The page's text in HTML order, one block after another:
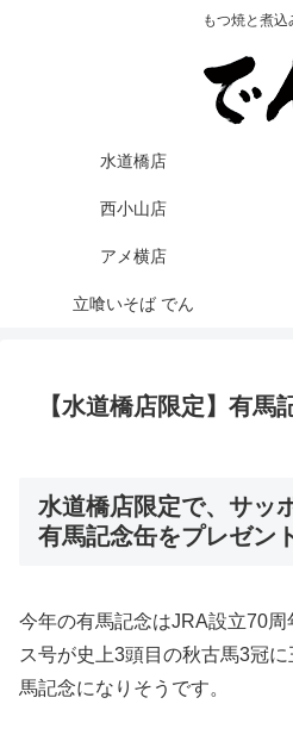
もつ焼と煮込
水道橋店
西小山店
アメ横店
立喰いそば でん
【水道橋店限定】有馬
水道橋店限定で、サッ
有馬記念缶をプレゼン
今年の有馬記念はJRA設立70
ス号が史上3頭目の秋古馬3冠
馬記念になりそうです。